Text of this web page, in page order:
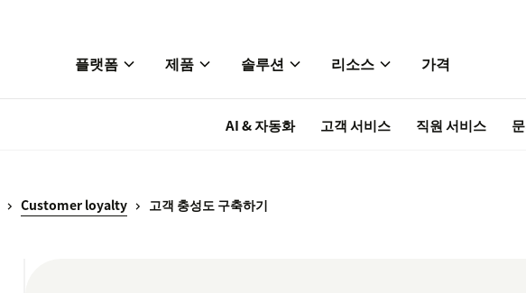
플랫폼 제품 솔루션 리소스 가격
AI & 자동화 고객 서비스 직원 서비스
Customer loyalty 고객 충성도 구축하기